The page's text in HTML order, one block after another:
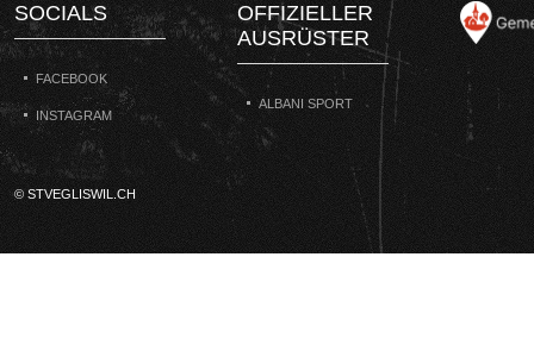
SOCIALS
FACEBOOK
INSTAGRAM
OFFIZIELLER
AUSRÜSTER
ALBANI SPORT
© STVEGLISWIL.CH